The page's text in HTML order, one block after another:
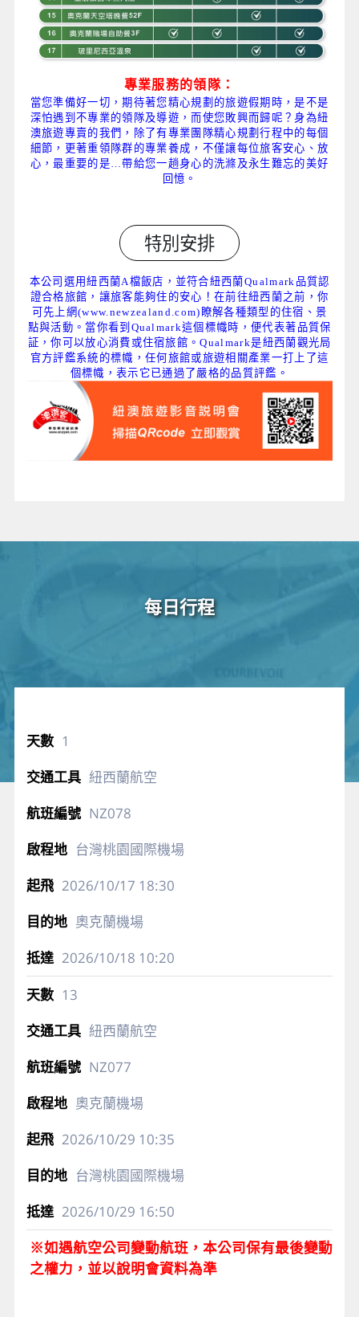
專業服務的領隊：
當您準備好一切，期待著您精心規劃的旅遊假期時，是不是
深怕遇到不專業的領隊及導遊，而使您敗興而歸呢？身為紐
澳旅遊專賣的我們，除了有專業團隊精心規劃行程中的每個
細節，更著重領隊群的專業養成，不僅讓每位旅客安心、放
心，最重要的是…帶給您一趟身心的洗滌及永生難忘的美好
回憶。
特別安排
本公司選用紐西蘭A檔飯店，並符合紐西蘭Qualmark品質認
證合格旅館，讓旅客能夠住的安心！在前往紐西蘭之前，你
可先上網(www.newzealand.com)瞭解各種類型的住宿、景
點與活動。當你看到Qualmark這個標幟時，便代表著品質保
証，你可以放心消費或住宿旅館。Qualmark是紐西蘭觀光局
官方評鑑系統的標幟，任何旅館或旅遊相關產業一打上了這
個標幟，表示它已通過了嚴格的品質評鑑。
每日行程
1
紐西蘭航空
NZ078
台灣桃園國際機場
2026/10/17 18:30
奧克蘭機場
2026/10/18 10:20
13
紐西蘭航空
NZ077
奧克蘭機場
2026/10/29 10:35
台灣桃園國際機場
2026/10/29 16:50
※如遇航空公司變動航班，本公司保有最後變動
之權力，並以說明會資料為準